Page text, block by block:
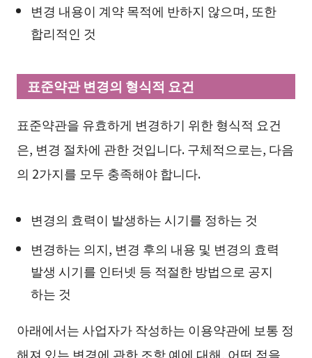
변경 내용이 계약 목적에 반하지 않으며, 또한
합리적인 것
표준약관 변경의 형식적 요건
표준약관을 유효하게 변경하기 위한 형식적 요건
은, 변경 절차에 관한 것입니다. 구체적으로는, 다음
의 2가지를 모두 충족해야 합니다.
변경의 효력이 발생하는 시기를 정하는 것
변경하는 의지, 변경 후의 내용 및 변경의 효력
발생 시기를 인터넷 등 적절한 방법으로 공지
하는 것
아래에서는 사업자가 작성하는 이용약관에 보통 정
해져 있는 변경에 관한 조항 예에 대해, 어떤 점을